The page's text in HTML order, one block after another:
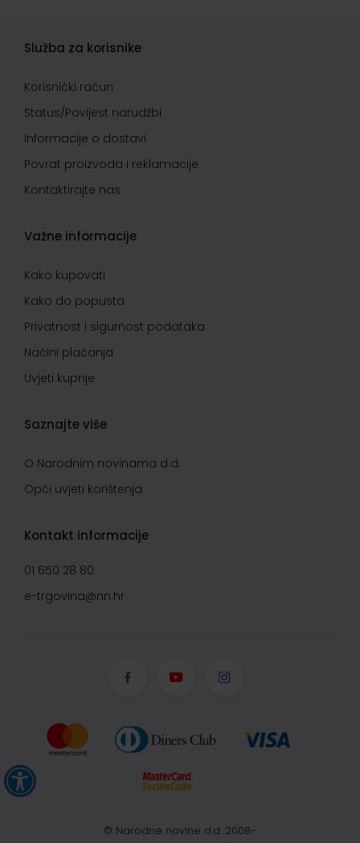
Služba za korisnike
Korisnički račun
Status/Povijest narudžbi
Informacije o dostavi
Povrat proizvoda i reklamacije
Kontaktirajte nas
Važne informacije
Kako kupovati
Kako do popusta
Privatnost i sigurnost podataka
Načini plaćanja
Uvjeti kupnje
Saznajte više
O Narodnim novinama d.d.
Opći uvjeti korištenja
Kontakt informacije
01 650 28 80
e-trgovina@nn.hr
© Narodne novine d.d. 2008-